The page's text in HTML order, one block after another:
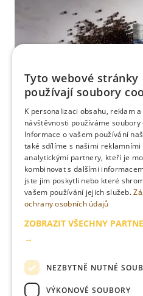
Luxus bez promile:
pravidla ginu
Průkopník moderního craft
0.0 – nealkoholický destilát
technologií inspirovaných
Tyto webové stránky
používají soubory
K personalizaci obsahu, reklam
návštěvnosti používáme soubory
Informace o vašem používání
také sdílíme s našimi reklamními
analytickými partnery, kteří je
kombinovat s dalšími
jste jim poskytli nebo které
vašem používání jejich služeb.
ochrany osobních údajů
ZOBRAZIT VŠECHNY
→
NEZBYTNĚ NUTNÉ
VÝKONOVÉ SOUBORY